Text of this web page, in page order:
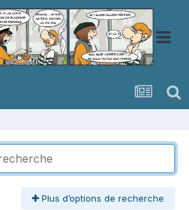
Plus d’options de recherche